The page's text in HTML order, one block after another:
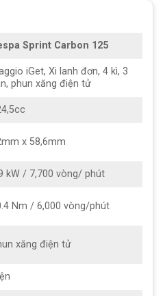
cơ iGet phun xăng điện tử
1 kênh cùng hệ thống
Sprint Carbon 125
iGet, Xi lanh đơn, 4 kì, 3
phun xăng điện tử
x 58,6mm
kW / 7,700 vòng/ phút
Nm / 6,000 vòng/phút
xăng điện tử